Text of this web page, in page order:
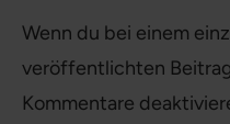
Wenn du bei einem
veröffentlichten
Kommentare